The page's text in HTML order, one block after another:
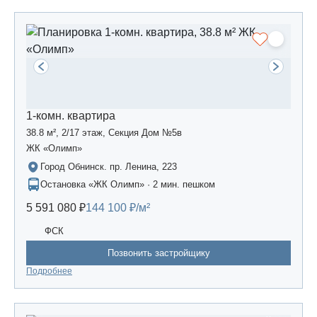
1-комн. квартира
38.8 м², 2/17 этаж, Секция Дом №5в
ЖК «Олимп»
Город Обнинск. пр. Ленина, 223
Остановка «ЖК Олимп» · 2 мин. пешком
5 591 080 ₽144 100 ₽/м²
ФСК
Позвонить застройщику
Подробнее